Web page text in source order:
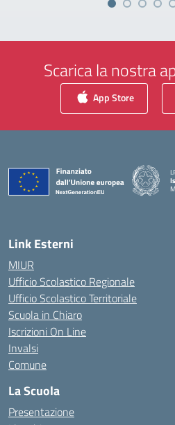
Scarica la nostra
App Store
Link Esterni
MIUR
Ufficio Scolastico Regionale
Ufficio Scolastico Territoriale
Scuola in Chiaro
Iscrizioni On Line
Invalsi
Comune
La Scuola
Presentazione